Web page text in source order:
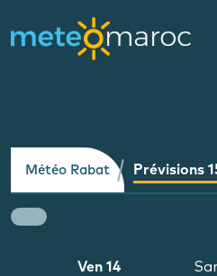
Météo Rabat Prévisions
Ven 14